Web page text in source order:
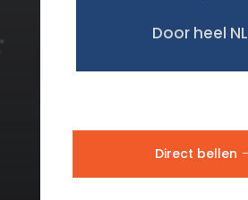
Door heel NL
Direct bellen